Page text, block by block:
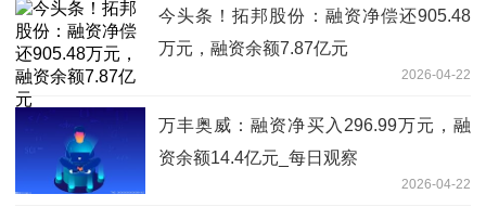
今头条！拓邦股份：融资净偿还905.48
万元，融资余额7.87亿元
2026-04-22
万丰奥威：融资净买入296.99万元，融
资余额14.4亿元_每日观察
2026-04-22